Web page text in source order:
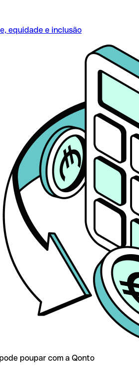
equidade e inclusão
poupar com a Qonto